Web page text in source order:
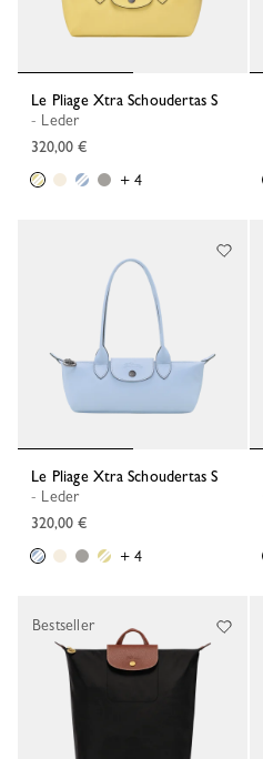
Le Pliage Xtra Schoudertas S
- Leder
320,00 €
+ 4
Le Pliage Xtra Schoudertas S
- Leder
320,00 €
+ 4
Bestseller